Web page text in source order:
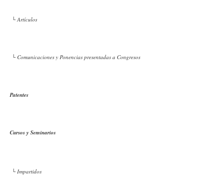
└ Artículos
└ Comunicaciones y Ponencias presentadas a Congresos
Patentes
Cursos y Seminarios
└ Impartidos